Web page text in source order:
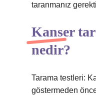
taranmanız
Kanser
nedir?
Tarama testleri:
göstermeden